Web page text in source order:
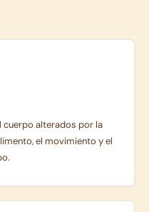
cuerpo alterados por la
el movimiento y el